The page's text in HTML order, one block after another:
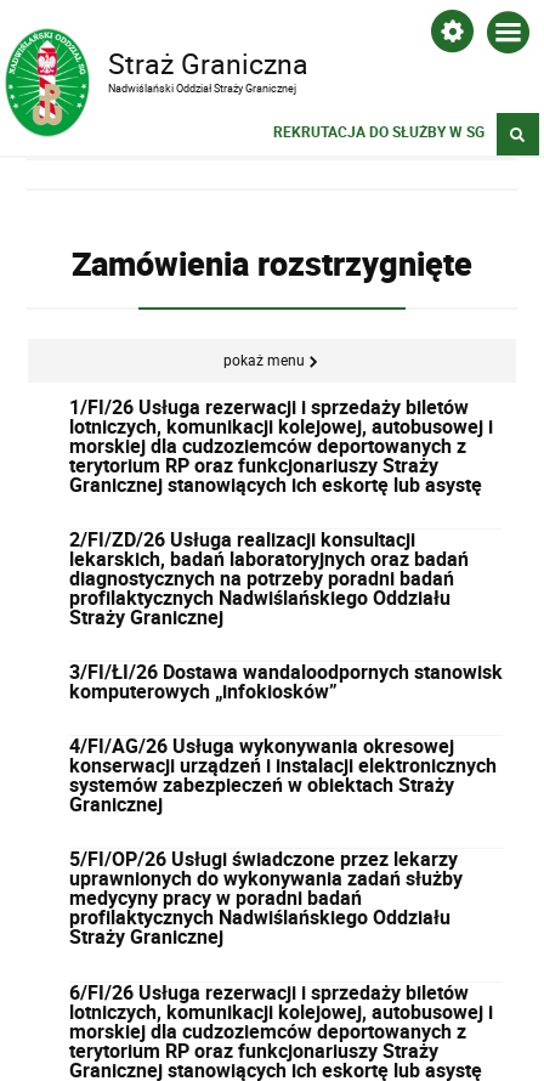
Straż Graniczna
Nadwiślański Oddział Straży Granicznej
REKRUTACJA DO SŁUŻBY W SG
Zamówienia rozstrzygnięte
pokaż menu
1/FI/26 Usługa rezerwacji i sprzedaży biletów
lotniczych, komunikacji kolejowej, autobusowej i
morskiej dla cudzoziemców deportowanych z
terytorium RP oraz funkcjonariuszy Straży
Granicznej stanowiących ich eskortę lub asystę
2/FI/ZD/26 Usługa realizacji konsultacji
lekarskich, badań laboratoryjnych oraz badań
diagnostycznych na potrzeby poradni badań
profilaktycznych Nadwiślańskiego Oddziału
Straży Granicznej
3/FI/ŁI/26 Dostawa wandaloodpornych stanowisk
komputerowych „infokiosków”
4/FI/AG/26 Usługa wykonywania okresowej
konserwacji urządzeń i instalacji elektronicznych
systemów zabezpieczeń w obiektach Straży
Granicznej
5/FI/OP/26 Usługi świadczone przez lekarzy
uprawnionych do wykonywania zadań służby
medycyny pracy w poradni badań
profilaktycznych Nadwiślańskiego Oddziału
Straży Granicznej
6/FI/26 Usługa rezerwacji i sprzedaży biletów
lotniczych, komunikacji kolejowej, autobusowej i
morskiej dla cudzoziemców deportowanych z
terytorium RP oraz funkcjonariuszy Straży
Granicznej stanowiących ich eskortę lub asystę